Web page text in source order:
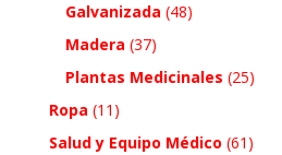
Galvanizada (48)
Madera (37)
Plantas Medicinales (25)
Ropa (11)
Salud y Equipo Médico (61)